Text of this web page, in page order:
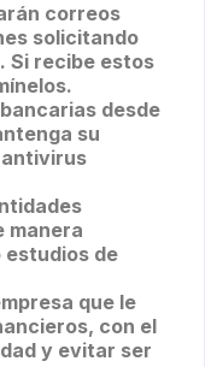
correos
solicitando
Si recibe estos
desde
su
manera
estudios de
que le
con el
y evitar ser